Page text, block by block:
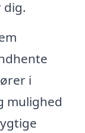
i
mulighed